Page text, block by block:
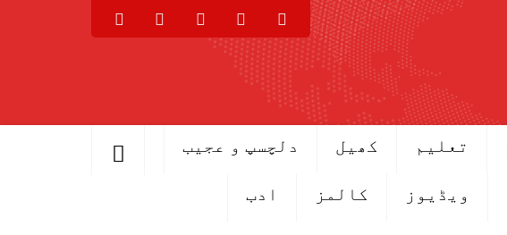
تعلیم کھیل دلچسپ و عجیب
ویڈیوز کالمز ادب